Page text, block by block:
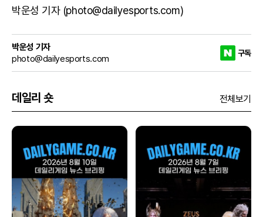
박운성 기자 (photo@dailyesports.com)
박운성 기자
photo@dailyesports.com
구독
데일리 숏 전체보기